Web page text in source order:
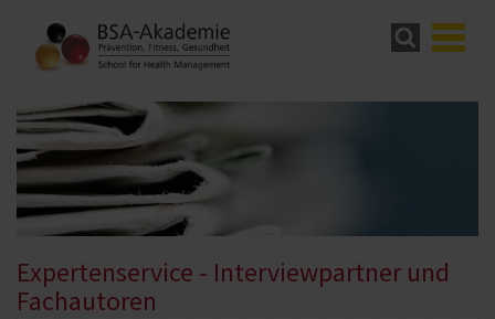
Expertenservice - Interviewpartner und
Fachautoren